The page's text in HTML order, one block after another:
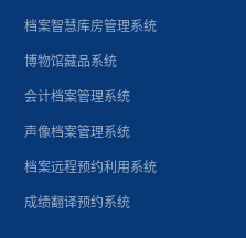
档案智慧库房管理系统
博物馆藏品系统
会计档案管理系统
声像档案管理系统
档案远程预约利用系统
成绩翻译预约系统